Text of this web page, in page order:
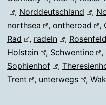
, Norddeutschland ,
northsea
, ontheroad ,
Rad
, radeln , Rosenfeld
Holstein
, Schwentine ,
Sophienhof
,
Trent
, unterwegs ,